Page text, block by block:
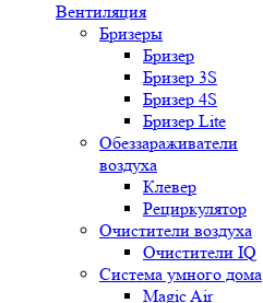
Вентиляция
Бризеры
Бризер
Бризер 3S
Бризер 4S
Бризер Lite
Обеззараживатели
воздуха
Клевер
Рециркулятор
Очистители воздуха
Очистители IQ
Система умного дома
Magic Air